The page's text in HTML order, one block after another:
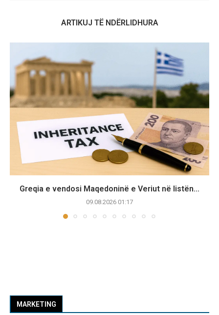
ARTIKUJ TË NDËRLIDHURA
Greqia e vendosi Maqedoninë e Veriut në listën...
09.08.2026 01:17
MARKETING